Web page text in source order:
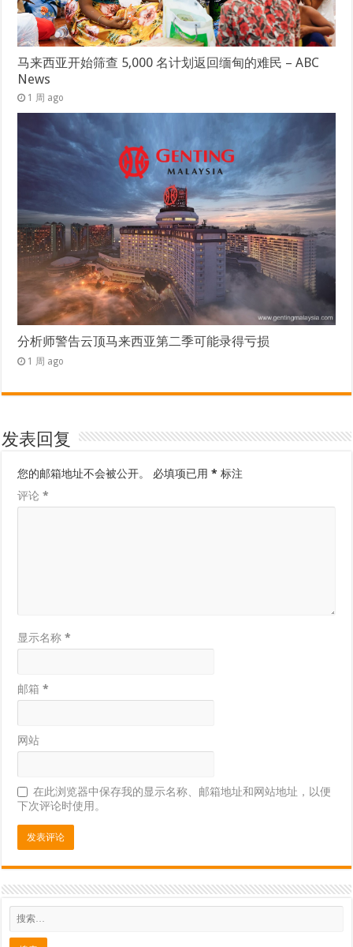
马来西亚开始筛查 5,000 名计划返回缅甸的难民 – ABC
News
1 周 ago
分析师警告云顶马来西亚第二季可能录得亏损
1 周 ago
发表回复
您的邮箱地址不会被公开。 必填项已用* 标注
评论*
显示名称*
邮箱*
网站
在此浏览器中保存我的显示名称、邮箱地址和网站地址，以便
下次评论时使用。